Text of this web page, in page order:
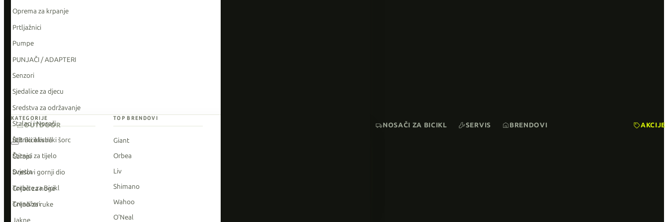
Oprema za krpanje
Prtljažnici
Pumpe
PUNJAČI / ADAPTERI
Senzori
Sjedalice za djecu
Sredstva za održavanje
Stalaci i Nosači
Štitnici okvira
Štitnici za tijelo
Svjetla
Torbice za Bicikl
Trenažeri
KATEGORIJE
BIB Biciklistički šorc
Čarapi
Dresovi gornji dio
Grijači za noge
Grijači za ruke
TOP BRENDOVI
Giant
Orbea
Liv
Shimano
Wahoo
O'Neal
OUTDOOR NOSAČI ZA BICIKL SERVIS BRENDOVI AKCIJE